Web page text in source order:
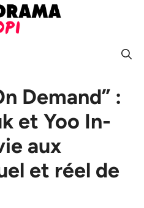
Demand” :
et Yoo In-
aux
et réel de